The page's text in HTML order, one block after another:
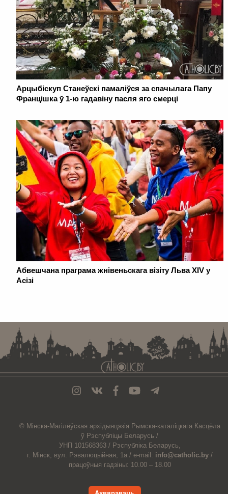
Арцыбіскуп Станеўскі памаліўся за спачылага Папу
Францішка ў 1-ю гадавіну пасля яго смерці
Абвешчана праграма жнівеньскага візіту Льва XIV у
Асізі
© Мiнска-Магiлёўская архiдыяцэзiя Рымска-каталіцкага Касцёла
ў Рэспубліцы Беларусь /
УНП 101568363 / Рэспубліка Беларусь,
г. Мінск, вул. Рэвалюцыйная, 1а / e-mail: info@catholic.by /
працоўныя гадзіны: 10.00 – 18.00